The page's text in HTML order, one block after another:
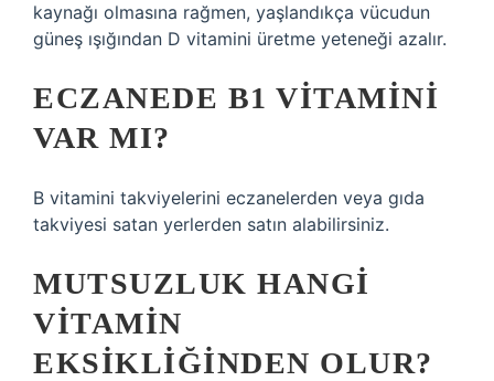
kaynağı olmasına rağmen, yaşlandıkça vücudun
güneş ışığından D vitamini üretme yeteneği azalır.
ECZANEDE B1 VITAMINI
VAR MI?
B vitamini takviyelerini eczanelerden veya gıda
takviyesi satan yerlerden satın alabilirsiniz.
MUTSUZLUK HANGI
VITAMIN
EKSIKLIĞINDEN OLUR?